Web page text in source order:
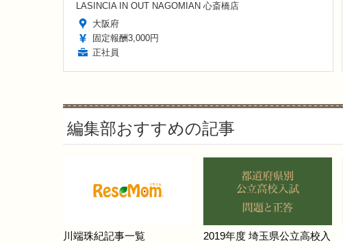
LASINCIA IN OUT NAGOMIAN 心斎橋店
大阪府
固定報酬3,000円
正社員
編集部おすすめの記事
川端珠紀記事一覧
2019年度 埼玉県公立高校入